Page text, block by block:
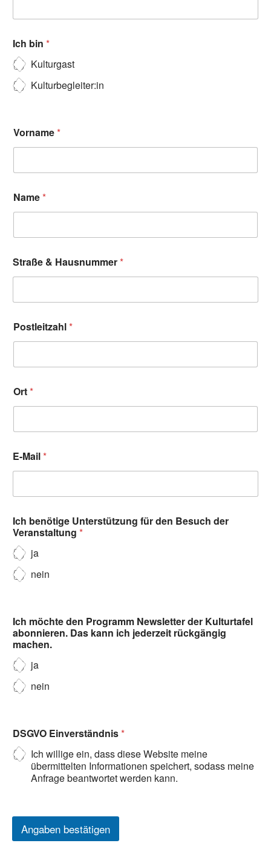
Ich bin *
Kulturgast
Kulturbegleiter:in
Vorname*
Name*
Straße & Hausnummer*
Postleitzahl*
Ort*
E-Mail*
Ich benötige Unterstützung für den Besuch der
Veranstaltung *
ja
nein
Ich möchte den Programm Newsletter der Kulturtafel
abonnieren. Das kann ich jederzeit rückgängig
machen.
ja
nein
DSGVO Einverständnis*
Ich willige ein, dass diese Website meine
übermittelten Informationen speichert, sodass meine
Anfrage beantwortet werden kann.
Angaben bestätigen